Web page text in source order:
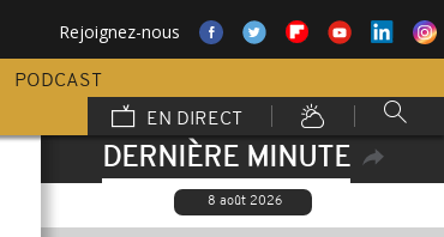
Rejoignez-nous
PODCAST
EN DIRECT
DERNIÈRE MINUTE
8 août 2026